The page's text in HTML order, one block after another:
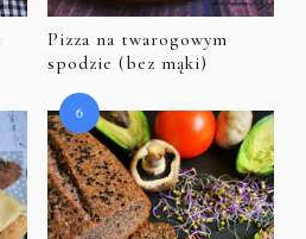
Pizza na twarogowym
spodzie (bez mąki)